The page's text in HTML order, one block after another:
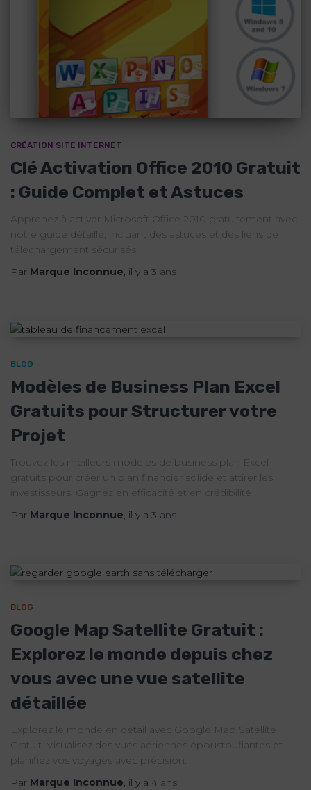
CRÉATION SITE INTERNET
Clé Activation Office 2010 Gratuit
: Guide Complet et Astuces
Apprenez à activer Microsoft Office 2010 gratuitement avec
notre guide détaillé, incluant des astuces et des liens de
téléchargement sécurisés.
Par Marque Inconnue, il y a 3 ans
BLOG
Modèles de Business Plan Excel
Gratuits pour Structurer votre
Projet
Trouvez les meilleurs modèles de business plan Excel
gratuits pour créer un plan financier solide et attirer les
investisseurs. Gagnez en efficacité et en crédibilité !
Par Marque Inconnue, il y a 3 ans
BLOG
Google Map Satellite Gratuit :
Explorez le monde depuis chez
vous avec une vue satellite
détaillée
Explorez le monde en détail avec Google Map Satellite
Gratuit. Visualisez des vues aériennes époustouflantes et
planifiez vos voyages avec précision.
Par Marque Inconnue, il y a 4 ans